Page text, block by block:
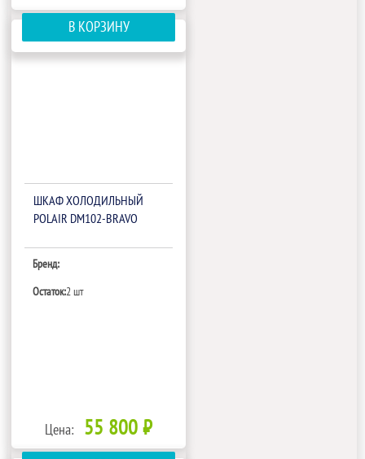
В КОРЗИНУ
ШКАФ ХОЛОДИЛЬНЫЙ
POLAIR DM102-BRAVO
Бренд:
Остаток:2 шт
Цена: 55 800 ₽